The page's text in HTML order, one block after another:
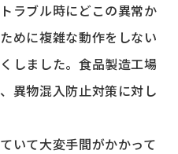
ラブル時にどこの異常か
めに複雑な動作をしない
しました。食品製造工場
異物混入防止対策に対し
いて大変手間がかかって